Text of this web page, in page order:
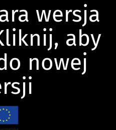
wersja
aby
nowej